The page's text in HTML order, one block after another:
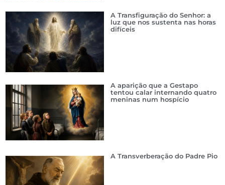
A Transfiguração do Senhor: a
luz que nos sustenta nas horas
difíceis
A aparição que a Gestapo
tentou calar internando quatro
meninas num hospício
A Transverberação do Padre Pio